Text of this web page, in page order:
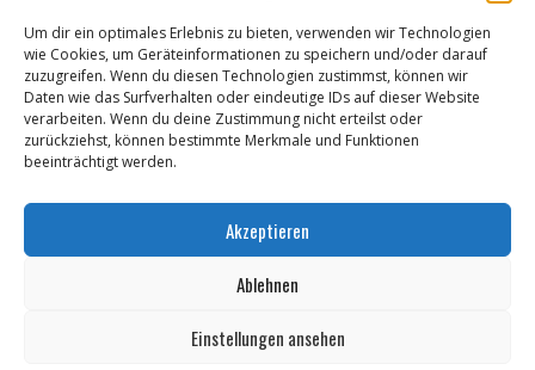
Um dir ein optimales Erlebnis zu bieten, verwenden wir Technologien
wie Cookies, um Geräteinformationen zu speichern und/oder darauf
zuzugreifen. Wenn du diesen Technologien zustimmst, können wir
Daten wie das Surfverhalten oder eindeutige IDs auf dieser Website
verarbeiten. Wenn du deine Zustimmung nicht erteilst oder
zurückziehst, können bestimmte Merkmale und Funktionen
beeinträchtigt werden.
Akzeptieren
Ablehnen
Einstellungen ansehen